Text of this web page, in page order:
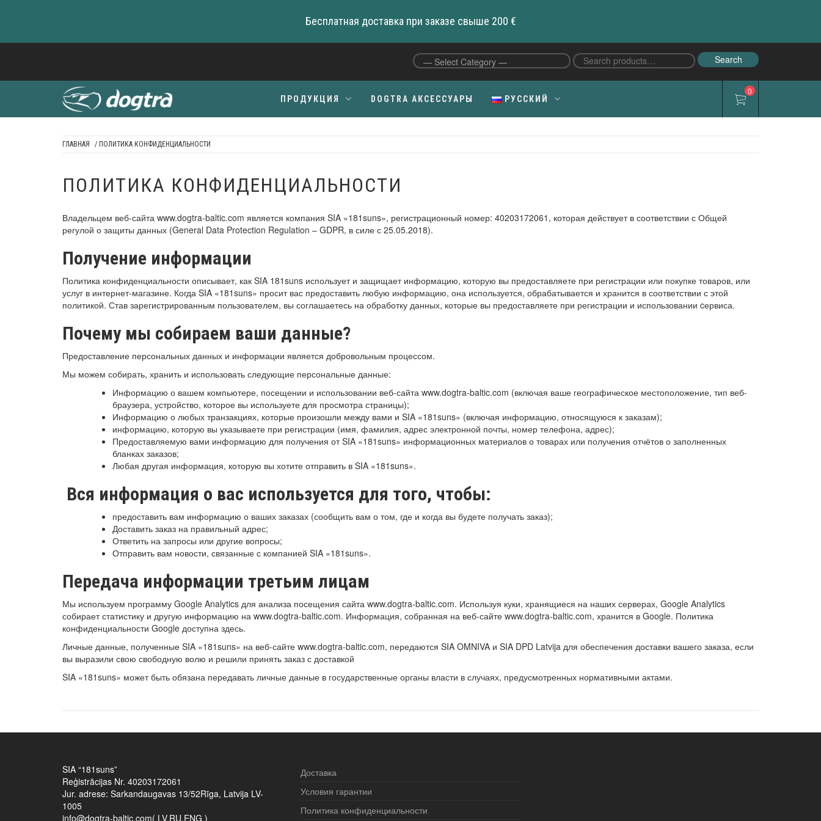
Бесплатная доставка при заказе свыше 200 €
Search
for:
Search
ПРОДУКЦИЯ DOGTRA АКСЕССУАРЫ РУССКИЙ
0
ГЛАВНАЯ / ПОЛИТИКА КОНФИДЕНЦИАЛЬНОСТИ
ПОЛИТИКА КОНФИДЕНЦИАЛЬНОСТИ
Владельцем веб-сайта www.dogtra-baltic.com является компания SIA «181suns», регистрационный номер: 40203172061, которая действует в соответствии с Общей
регулой о защиты данных (General Data Protection Regulation – GDPR, в силе с 25.05.2018).
Получение информации
Политика конфиденциальности описывает, как SIA 181suns использует и защищает информацию, которую вы предоставляете при регистрации или покупке товаров, или
услуг в интернет-магазине. Когда SIA «181suns» просит вас предоставить любую информацию, она используется, обрабатывается и хранится в соответствии с этой
политикой. Став зарегистрированным пользователем, вы соглашаетесь на обработку данных, которые вы предоставляете при регистрации и использовании cервиса.
Почему мы собираем ваши данные?
Предоставление персональных данных и информации является добровольным процессом.
Мы можем собирать, хранить и использовать следующие персональные данные:
Информацию о вашем компьютере, посещении и использовании веб-сайта www.dogtra-baltic.com (включая ваше географическое местоположение, тип веб-
браузера, устройство, которое вы используете для просмотра страницы);
Информацию о любых транзакциях, которые произошли между вами и SIA «181suns» (включая информацию, относящуюся к заказам);
информацию, которую вы указываете при регистрации (имя, фамилия, адрес электронной почты, номер телефона, адрес);
Предоставляемую вами информацию для получения от SIA «181suns» информационных материалов о товарах или получения отчётов о заполненных
бланках заказов;
Любая другая информация, которую вы хотите отправить в SIA «181suns».
Вся информация о вас используется для того, чтобы:
предоставить вам информацию о ваших заказах (сообщить вам о том, где и когда вы будете получать заказ);
Доставить заказ на правильный адрес;
Ответить на запросы или другие вопросы;
Отправить вам новости, связанные с компанией SIA ​​«181suns».
Передача информации третьим лицам
Мы используем программу Google Analytics для анализа посещения сайта www.dogtra-baltic.com. Используя куки, хранящиеся на наших серверах, Google Analytics
собирает статистику и другую информацию на www.dogtra-baltic.com. Информация, собранная на веб-сайте www.dogtra-baltic.com, хранится в Google. Политика
конфиденциальности Google доступна здесь.
Личные данные, полученные SIA «181suns» на веб-сайте www.dogtra-baltic.com, передаются SIA OMNIVA и SIA DPD Latvija для обеспечения доставки вашего заказа, если
вы выразили свою свободную волю и решили принять заказ с доставкой
SIA «181suns» может быть обязана передавать личные данные в государственные органы власти в случаях, предусмотренных нормативными актами.
SIA “181suns”
Reģistrācijas Nr. 40203172061
Jur. adrese: Sarkandaugavas 13/52Rīga, Latvija LV-
1005
info@dogtra-baltic.com( LV,RU,ENG )
Доставка
Условия гарантии
Политика конфиденциальности